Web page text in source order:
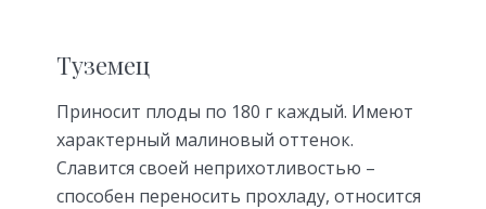
Туземец
Приносит плоды по 180 г каждый. Имеют
характерный малиновый оттенок.
Славится своей неприхотливостью –
способен переносить прохладу, относится